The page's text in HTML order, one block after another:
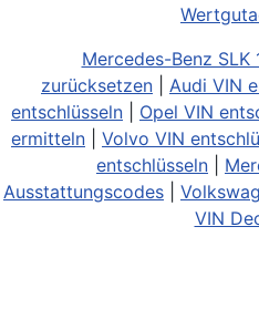
Mercedes-Benz SLK
zurücksetzen
Audi VIN
entschlüsseln
Opel VIN
ermitteln
Volvo VIN
entschlüsseln
Ausstattungscodes
VIN